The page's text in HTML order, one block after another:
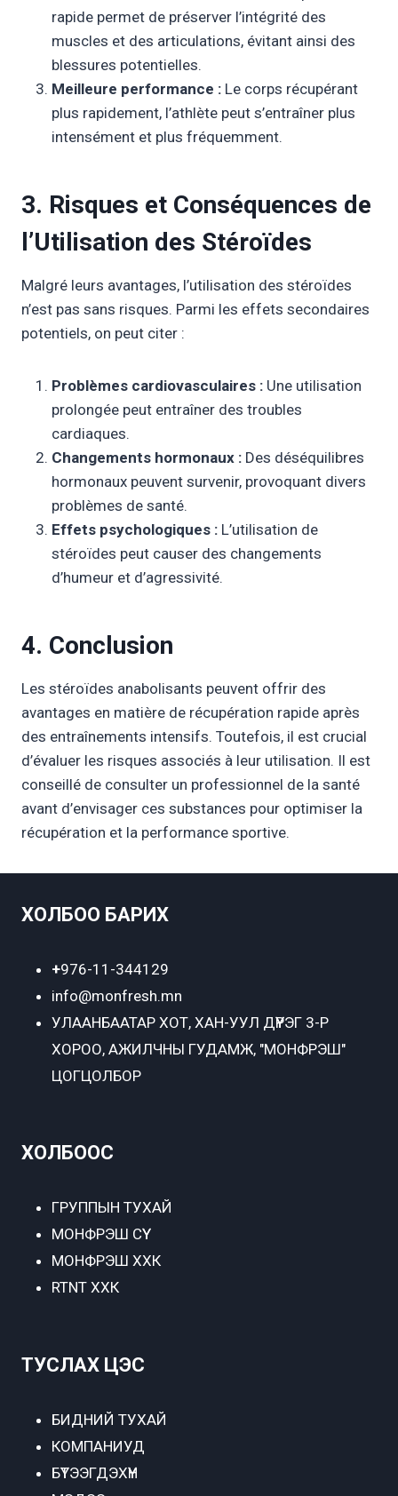
rapide permet de préserver l’intégrité des
muscles et des articulations, évitant ainsi des
blessures potentielles.
Meilleure performance : Le corps récupérant
plus rapidement, l’athlète peut s’entraîner plus
intensément et plus fréquemment.
3. Risques et Conséquences de
l’Utilisation des Stéroïdes
Malgré leurs avantages, l’utilisation des stéroïdes
n’est pas sans risques. Parmi les effets secondaires
potentiels, on peut citer :
Problèmes cardiovasculaires : Une utilisation
prolongée peut entraîner des troubles
cardiaques.
Changements hormonaux : Des déséquilibres
hormonaux peuvent survenir, provoquant divers
problèmes de santé.
Effets psychologiques : L’utilisation de
stéroïdes peut causer des changements
d’humeur et d’agressivité.
4. Conclusion
Les stéroïdes anabolisants peuvent offrir des
avantages en matière de récupération rapide après
des entraînements intensifs. Toutefois, il est crucial
d’évaluer les risques associés à leur utilisation. Il est
conseillé de consulter un professionnel de la santé
avant d’envisager ces substances pour optimiser la
récupération et la performance sportive.
ХОЛБОО БАРИХ
+976-11-344129
info@monfresh.mn
УЛААНБААТАР ХОТ, ХАН-УУЛ ДҮҮРЭГ 3-Р
ХОРОО, АЖИЛЧНЫ ГУДАМЖ, "МОНФРЭШ"
ЦОГЦОЛБОР
ХОЛБООС
ГРУППЫН ТУХАЙ
МОНФРЭШ СҮҮ
МОНФРЭШ ХХК
RTNT ХХК
ТУСЛАХ ЦЭС
БИДНИЙ ТУХАЙ
КОМПАНИУД
БҮТЭЭГДЭХҮҮН